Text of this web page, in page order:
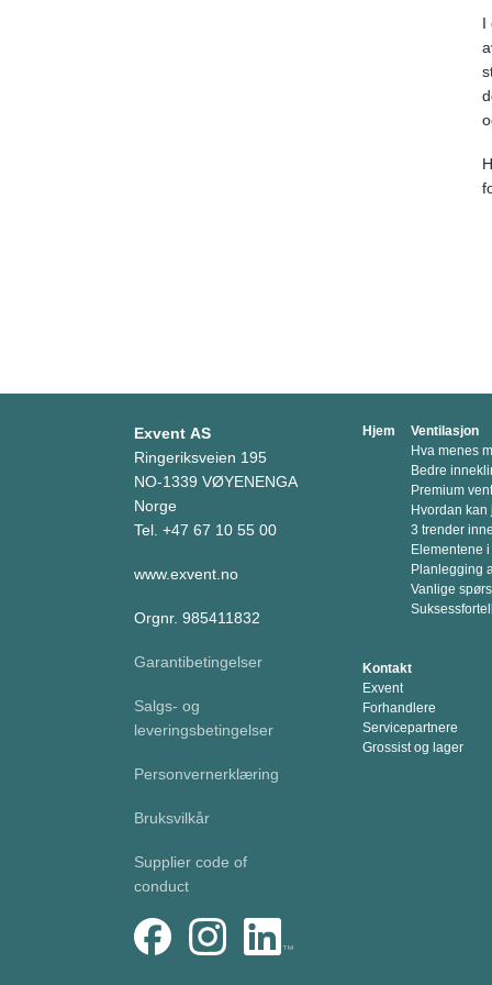
I
Exvent AS
Ringeriksveien 195
NO-1339 VØYENENGA
Norge
Tel. +47 67 10 55 00
www.exvent.no
Orgnr. 985411832
Garantibetingelser
Salgs- og
leveringsbetingelser
Personvernerklæring
Bruksvilkår
Supplier code of
conduct
Hjem
Ventilasjon
Hva menes
Bedre
Premium
Hvordan kan
3 trender
Elementene
Planlegging
Vanlige
Kontakt
Exvent
Forhandlere
Servicepartnere
Grossist og lager